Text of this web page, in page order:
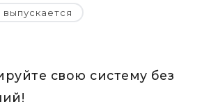
свою систему без